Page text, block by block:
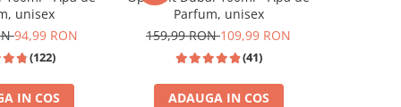
unisex
94,99 RON
(122)
IN COS
Parfum, unisex
159,99 RON109,99 RON
(41)
ADAUGA IN COS